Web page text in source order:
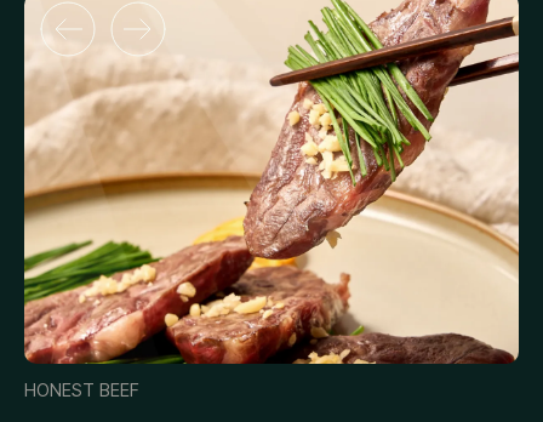
HONEST BEEF